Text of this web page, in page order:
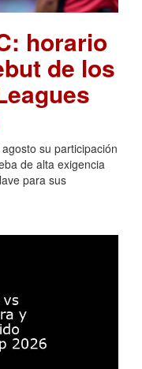
horario
de los
su participación
de alta exigencia
para sus